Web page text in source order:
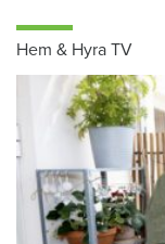
Hem & Hyra TV